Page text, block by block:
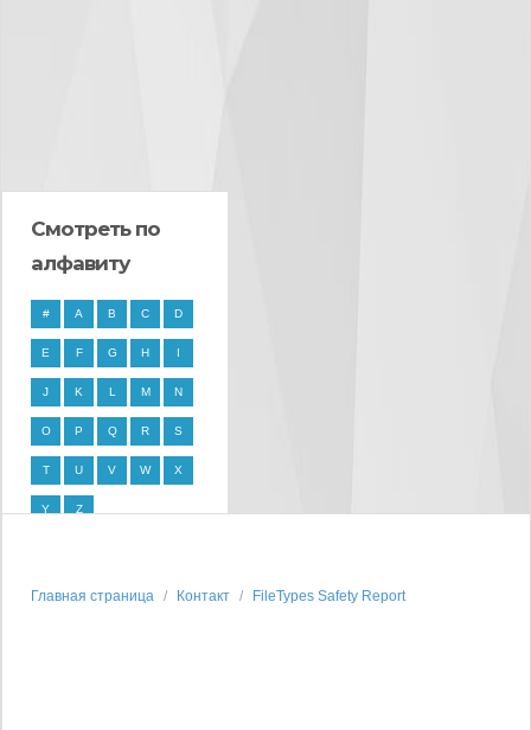
Смотреть по
алфавиту
# A B C D
E F G H I
J K L M N
O P Q R S
T U V W X
Y Z
Главная страница Контакт FileTypes Safety Report